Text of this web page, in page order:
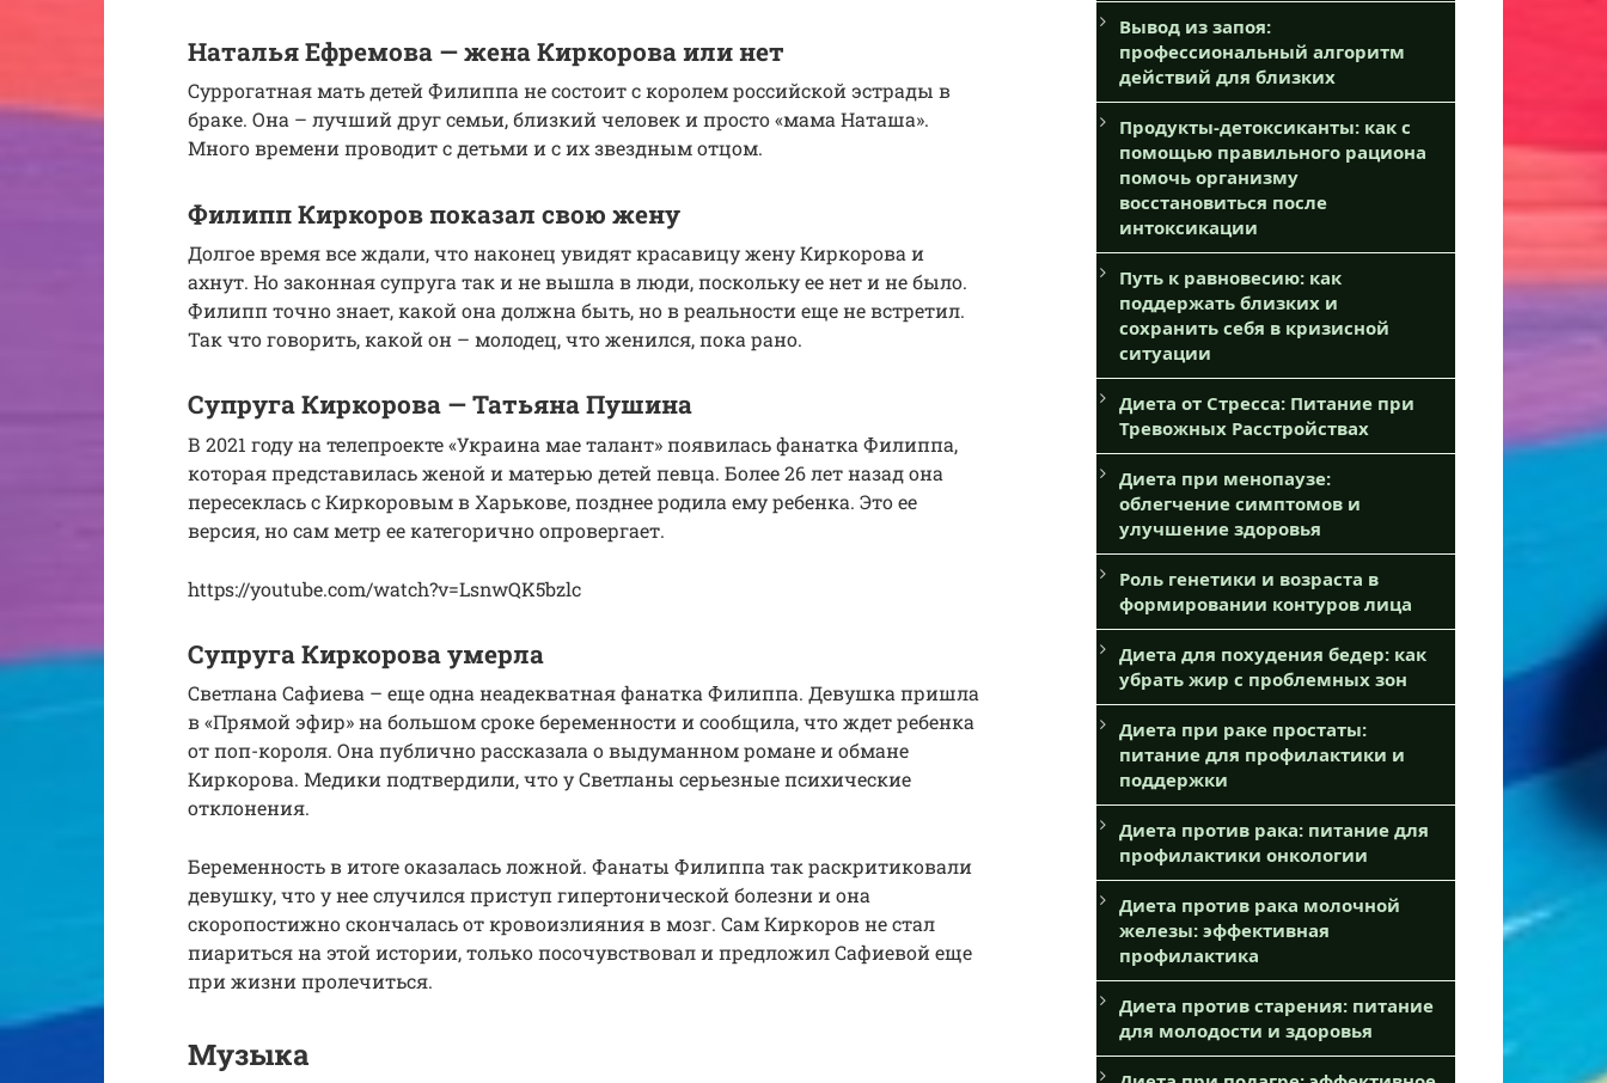
Наталья Ефремова — жена Киркорова или нет
Суррогатная мать детей Филиппа не состоит с королем российской эстрады в
браке. Она – лучший друг семьи, близкий человек и просто «мама Наташа».
Много времени проводит с детьми и с их звездным отцом.
Филипп Киркоров показал свою жену
Долгое время все ждали, что наконец увидят красавицу жену Киркорова и
ахнут. Но законная супруга так и не вышла в люди, поскольку ее нет и не было.
Филипп точно знает, какой она должна быть, но в реальности еще не встретил.
Так что говорить, какой он – молодец, что женился, пока рано.
Супруга Киркорова — Татьяна Пушина
В 2021 году на телепроекте «Украина мае талант» появилась фанатка Филиппа,
которая представилась женой и матерью детей певца. Более 26 лет назад она
пересеклась с Киркоровым в Харькове, позднее родила ему ребенка. Это ее
версия, но сам метр ее категорично опровергает.
https://youtube.com/watch?v=LsnwQK5bzlc
Супруга Киркорова умерла
Светлана Сафиева – еще одна неадекватная фанатка Филиппа. Девушка пришла
в «Прямой эфир» на большом сроке беременности и сообщила, что ждет ребенка
от поп-короля. Она публично рассказала о выдуманном романе и обмане
Киркорова. Медики подтвердили, что у Светланы серьезные психические
отклонения.
Беременность в итоге оказалась ложной. Фанаты Филиппа так раскритиковали
девушку, что у нее случился приступ гипертонической болезни и она
скоропостижно скончалась от кровоизлияния в мозг. Сам Киркоров не стал
пиариться на этой истории, только посочувствовал и предложил Сафиевой еще
при жизни пролечиться.
Музыка
Вывод из запоя:
профессиональный алгоритм
действий для близких
Продукты-детоксиканты: как с
помощью правильного рациона
помочь организму
восстановиться после
интоксикации
Путь к равновесию: как
поддержать близких и
сохранить себя в кризисной
ситуации
Диета от Стресса: Питание при
Тревожных Расстройствах
Диета при менопаузе:
облегчение симптомов и
улучшение здоровья
Роль генетики и возраста в
формировании контуров лица
Диета для похудения бедер: как
убрать жир с проблемных зон
Диета при раке простаты:
питание для профилактики и
поддержки
Диета против рака: питание для
профилактики онкологии
Диета против рака молочной
железы: эффективная
профилактика
Диета против старения: питание
для молодости и здоровья